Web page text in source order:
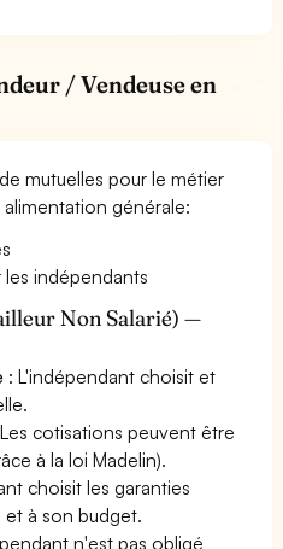
/ Vendeuse en
mutuelles pour le métier
générale:
les indépendants
Non Salarié) —
: L'indépendant choisit et
cotisations peuvent être
à la loi Madelin).
choisit les garanties
et à son budget.
n'est pas obligé